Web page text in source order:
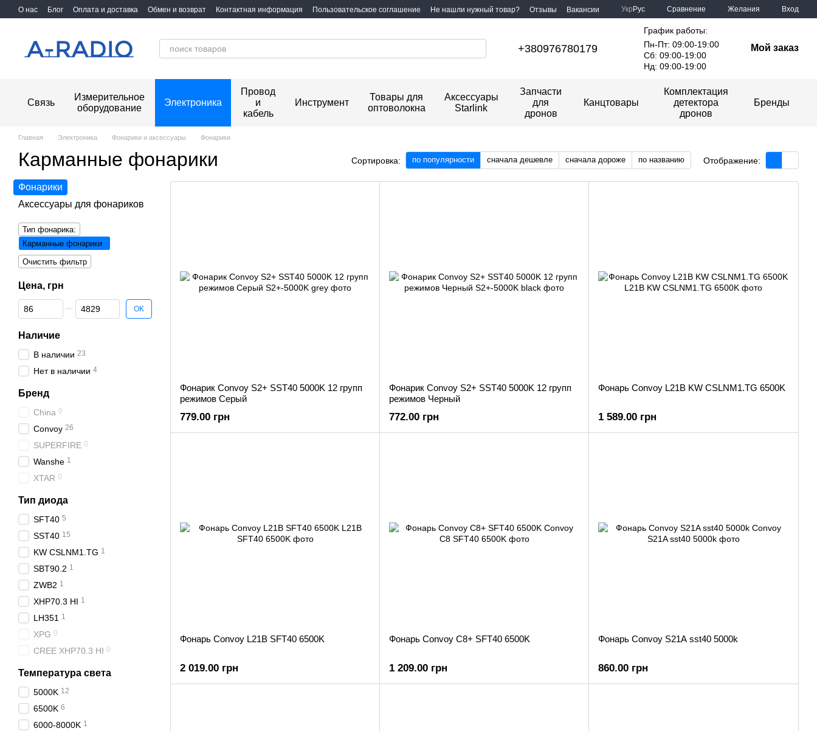
Перейти к основному контенту
О нас Блог Оплата и доставка Обмен и возврат Контактная информация Пользовательское соглашение Не нашли нужный товар? Отзывы Вакансии Укр Рус Сравнение Желания Вход
+380976780179
График работы:
Пн-Пт: 09:00-19:00
Сб: 09:00-19:00
Нд: 09:00-19:00
Мой заказ
Связь
Измерительное
оборудование
Электроника
Провод
и
кабель
Инструмент
Товары для
оптоволокна
Аксессуары
Starlink
Запчасти
для
дронов
Канцтовары
Комплектация
детектора
дронов
Бренды
Главная Электроника Фонарики и аксессуары Фонарики
Карманные фонарики Сортировка: по популярности сначала дешевле сначала дороже по названию Отображение:
Фонарик Convoy S2+ SST40 5000K 12 групп
режимов Серый
779.00 грн
Фонарик Convoy S2+ SST40 5000K 12 групп
режимов Черный
772.00 грн
Фонарь Convoy L21B KW CSLNM1.TG 6500K
1 589.00 грн
Фонарь Convoy L21B SFT40 6500K
2 019.00 грн
Фонарь Convoy C8+ SFT40 6500K
1 209.00 грн
Фонарь Convoy S21A sst40 5000k
860.00 грн
Фонарики
Аксессуары для фонариков
Тип фонарика:
Карманные фонарики
Очистить фильтр
Цена, грн
От Цена, грн
До Цена, грн OK
Наличие
В наличии 23
Нет в наличии 4
Бренд
China 0
Convoy 26
SUPERFIRE 0
Wanshe 1
XTAR 0
Тип диода
SFT40 5
SST40 15
KW CSLNM1.TG 1
SBT90.2 1
ZWB2 1
XHP70.3 HI 1
LH351 1
XPG 0
CREE XHP70.3 HI 0
Температура света
5000K 12
6500K 6
6000-8000K 1